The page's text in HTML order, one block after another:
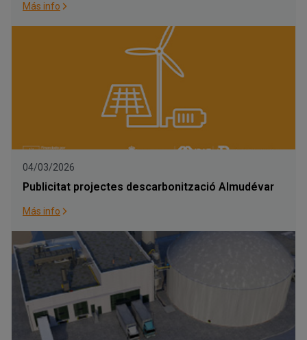
Más info
04/03/2026
Publicitat projectes descarbonització Almudévar
Más info